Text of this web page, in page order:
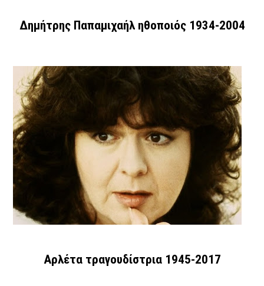
Δημήτρης Παπαμιχαήλ ηθοποιός 1934-2004
Αρλέτα τραγουδίστρια 1945-2017